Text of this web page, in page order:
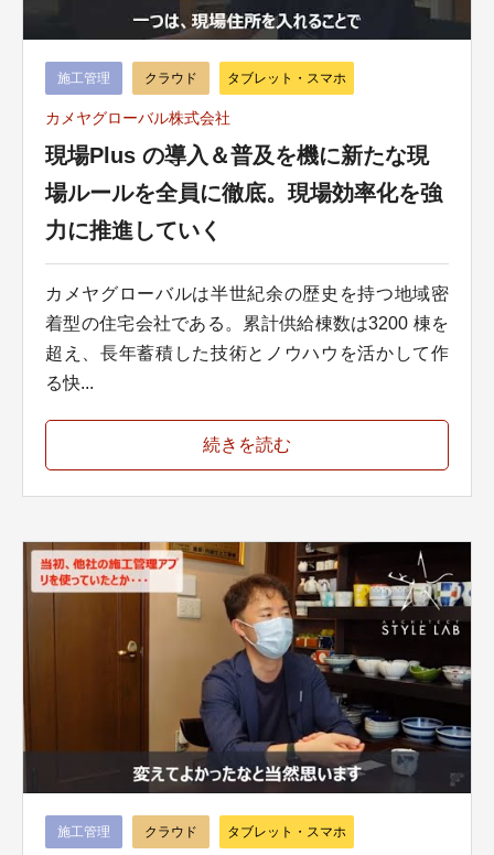
施工管理 クラウド タブレット・スマホ
カメヤグローバル株式会社
現場Plus の導入＆普及を機に新たな現
場ルールを全員に徹底。現場効率化を強
力に推進していく
カメヤグローバルは半世紀余の歴史を持つ地域密
着型の住宅会社である。累計供給棟数は3200 棟を
超え、長年蓄積した技術とノウハウを活かして作
る快...
続きを読む
施工管理 クラウド タブレット・スマホ